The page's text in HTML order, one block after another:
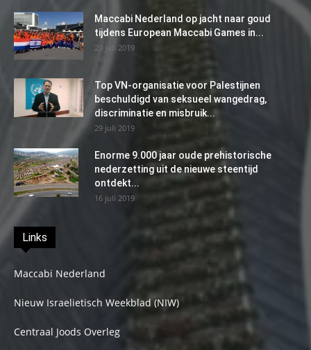
Maccabi Nederland op jacht naar goud
tijdens European Maccabi Games in...
29 juli 2019
Top VN-organisatie voor Palestijnen
beschuldigd van seksueel wangedrag,
discriminatie en misbruik...
29 juli 2019
Enorme 9.000 jaar oude prehistorische
nederzetting uit de nieuwe steentijd
ontdekt...
16 juli 2019
Links
Maccabi Nederland
Nieuw Israelietisch Weekblad (NIW)
Centraal Joods Overleg